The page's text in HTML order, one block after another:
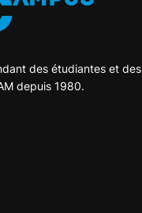
des étudiantes et des
depuis 1980.